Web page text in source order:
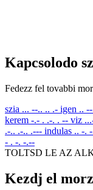
Kapcsolodo
Fedezz fel tovabbi
szia ... --.. .. .- igen ..
kerem -.- . .-. . -- viz
.-.. .-.. .--- indulas .. -.
- . -. -.--
TOLTSD LE AZ
Kezdj el